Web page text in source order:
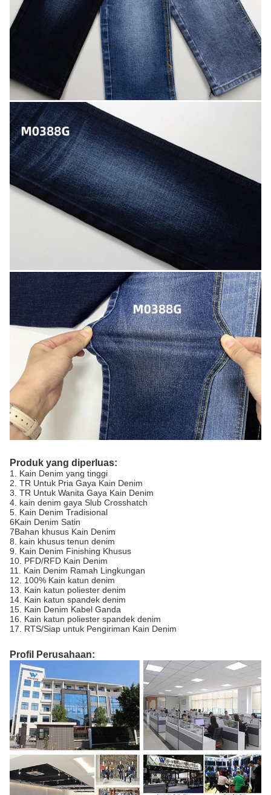
Produk yang diperluas:
1. Kain Denim yang tinggi
2. TR Untuk Pria Gaya Kain Denim
3. TR Untuk Wanita Gaya Kain Denim
4. kain denim gaya Slub Crosshatch
5. Kain Denim Tradisional
6Kain Denim Satin
7Bahan khusus Kain Denim
8. kain khusus tenun denim
9. Kain Denim Finishing Khusus
10. PFD/RFD Kain Denim
11. Kain Denim Ramah Lingkungan
12. 100% Kain katun denim
13. Kain katun poliester denim
14. Kain katun spandek denim
15. Kain Denim Kabel Ganda
16. Kain katun poliester spandek denim
17. RTS/Siap untuk Pengiriman Kain Denim
Profil Perusahaan: